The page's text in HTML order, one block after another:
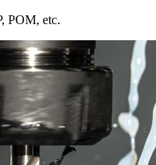
POM, etc.